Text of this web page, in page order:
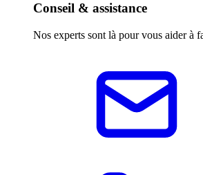
Conseil & assistance
Nos experts sont là pour vous aider à